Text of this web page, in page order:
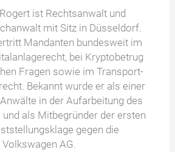
ist Rechtsanwalt und
mit Sitz in Düsseldorf.
Mandanten bundesweit im
bei Kryptobetrug
Fragen sowie im Transport-
Bekannt wurde er als einer
in der Aufarbeitung des
als Mitbegründer der ersten
gegen die
Volkswagen AG.